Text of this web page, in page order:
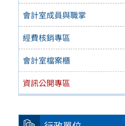
會計室成員與職掌
經費核銷專區
會計室檔案櫃
資訊公開專區